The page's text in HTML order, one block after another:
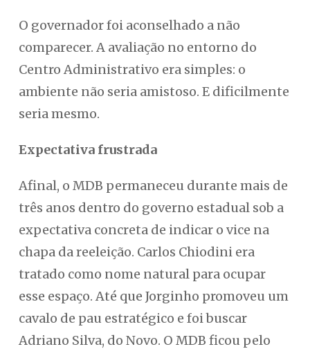
O governador foi aconselhado a não
comparecer. A avaliação no entorno do
Centro Administrativo era simples: o
ambiente não seria amistoso. E dificilmente
seria mesmo.
Expectativa frustrada
Afinal, o MDB permaneceu durante mais de
três anos dentro do governo estadual sob a
expectativa concreta de indicar o vice na
chapa da reeleição. Carlos Chiodini era
tratado como nome natural para ocupar
esse espaço. Até que Jorginho promoveu um
cavalo de pau estratégico e foi buscar
Adriano Silva, do Novo. O MDB ficou pelo